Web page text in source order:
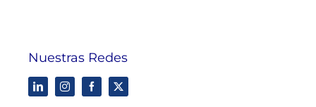
Nuestras Redes